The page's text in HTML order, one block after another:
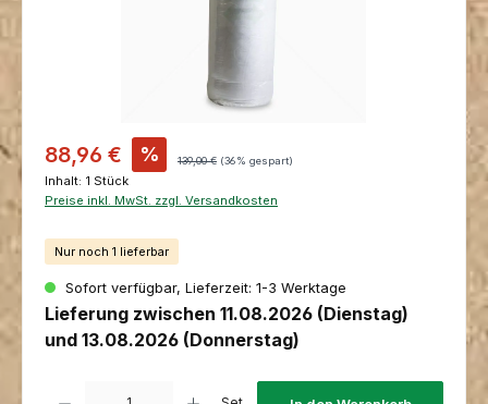
Verkaufspreis:
88,96 € % Regulärer Preis:
139,00 € (36% gespart)
Inhalt: 1 Stück
Preise inkl. MwSt. zzgl. Versandkosten
Nur noch 1 lieferbar
Sofort verfügbar, Lieferzeit: 1-3 Werktage
Lieferung zwischen 11.08.2026 (Dienstag)
und 13.08.2026 (Donnerstag)